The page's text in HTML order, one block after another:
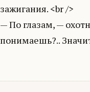
зажигания. <br />
— По глазам, —